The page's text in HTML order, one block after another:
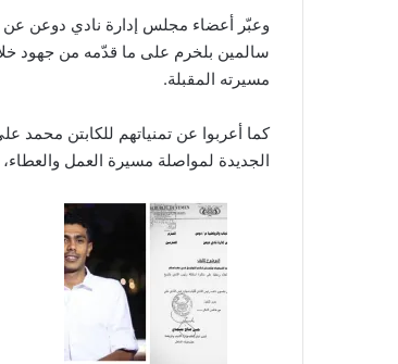
وعبّر أعضاء مجلس إدارة نادي دوعن
سالمين بلخرم على ما قدّمه من جهود
مسيرته المقبلة.
كما أعربوا عن تمنياتهم للكابتن محمد
الجديدة لمواصلة مسيرة العمل والعطاء،